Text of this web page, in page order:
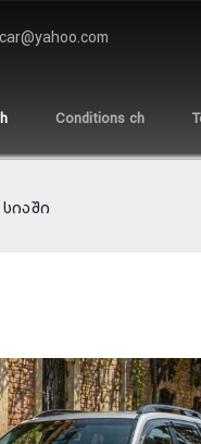
Conditions ch